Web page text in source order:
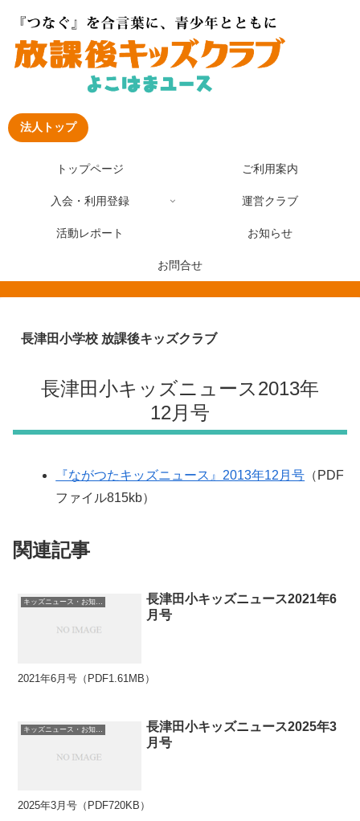
法人トップ
トップページ ご利用案内
入会・利用登録 運営クラブ
活動レポート お知らせ
お問合せ
長津田小学校 放課後キッズクラブ
長津田小キッズニュース2013年
12月号
『ながつたキッズニュース』2013年12月号 （PDF
ファイル815kb）
関連記事
キッズニュース・お知らせ
長津田小キッズニュース2021年6
月号
2021年6月号（PDF1.61MB）
長津田小キッズニュース2025年3
月号
2025年3月号（PDF720KB）